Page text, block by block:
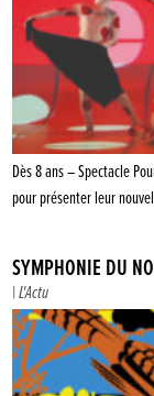
Dès 8 ans – Spectacle
pour présenter leur
SYMPHONIE DU
|L'Actu